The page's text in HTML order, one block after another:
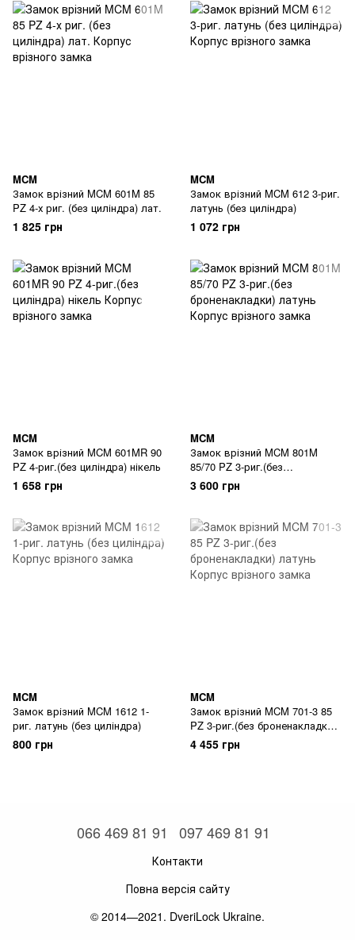
MCM
Замок врізний MCM 601M 85
PZ 4-х риг. (без циліндра) лат.
1 825 грн
MCM
Замок врізний MCM 612 3-риг.
латунь (без циліндра)
1 072 грн
MCM
Замок врізний MCM 601MR 90
PZ 4-риг.(без циліндра) нікель
1 658 грн
MCM
Замок врізний MCM 801M
85/70 PZ 3-риг.(без
броненакладки) латунь
3 600 грн
MCM
Замок врізний MCM 1612 1-
риг. латунь (без циліндра)
800 грн
MCM
Замок врізний MCM 701-3 85
PZ 3-риг.(без броненакладки)
латунь
4 455 грн
066 469 81 91 097 469 81 91
Контакти
Повна версія сайту
© 2014—2021. DveriLock Ukraine.